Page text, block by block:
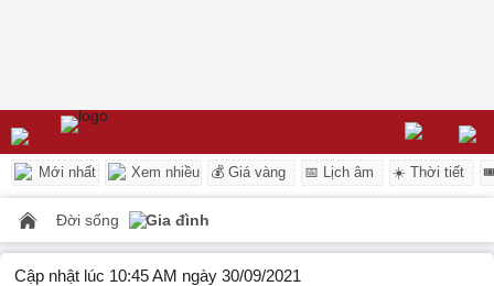
Mới nhất Xem nhiều 💰 Giá vàng 📅 Lịch âm ☀️ Thời tiết
Đời sống Gia đình
Cập nhật lúc 10:45 AM ngày 30/09/2021